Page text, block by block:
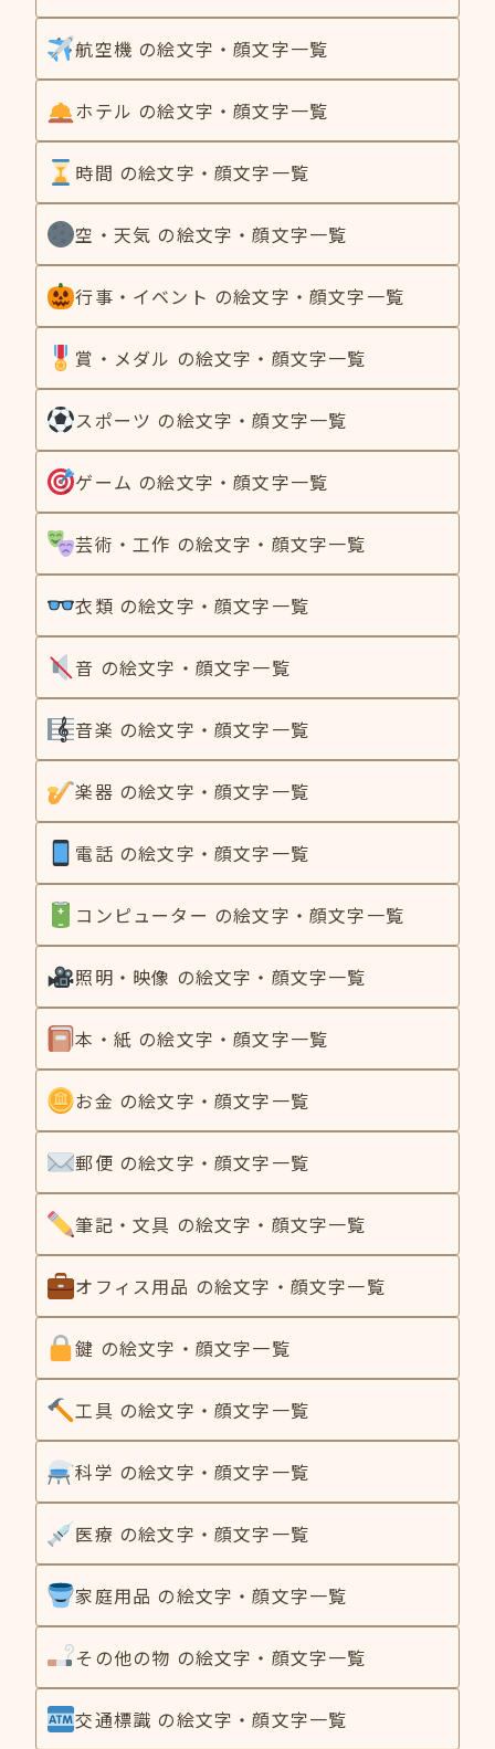
航空機 の絵文字・顔文字一覧
ホテル の絵文字・顔文字一覧
時間 の絵文字・顔文字一覧
空・天気 の絵文字・顔文字一覧
行事・イベント の絵文字・顔文字一覧
賞・メダル の絵文字・顔文字一覧
スポーツ の絵文字・顔文字一覧
ゲーム の絵文字・顔文字一覧
芸術・工作 の絵文字・顔文字一覧
衣類 の絵文字・顔文字一覧
音 の絵文字・顔文字一覧
音楽 の絵文字・顔文字一覧
楽器 の絵文字・顔文字一覧
電話 の絵文字・顔文字一覧
コンピューター の絵文字・顔文字一覧
照明・映像 の絵文字・顔文字一覧
本・紙 の絵文字・顔文字一覧
お金 の絵文字・顔文字一覧
郵便 の絵文字・顔文字一覧
筆記・文具 の絵文字・顔文字一覧
オフィス用品 の絵文字・顔文字一覧
鍵 の絵文字・顔文字一覧
工具 の絵文字・顔文字一覧
科学 の絵文字・顔文字一覧
医療 の絵文字・顔文字一覧
家庭用品 の絵文字・顔文字一覧
その他の物 の絵文字・顔文字一覧
交通標識 の絵文字・顔文字一覧